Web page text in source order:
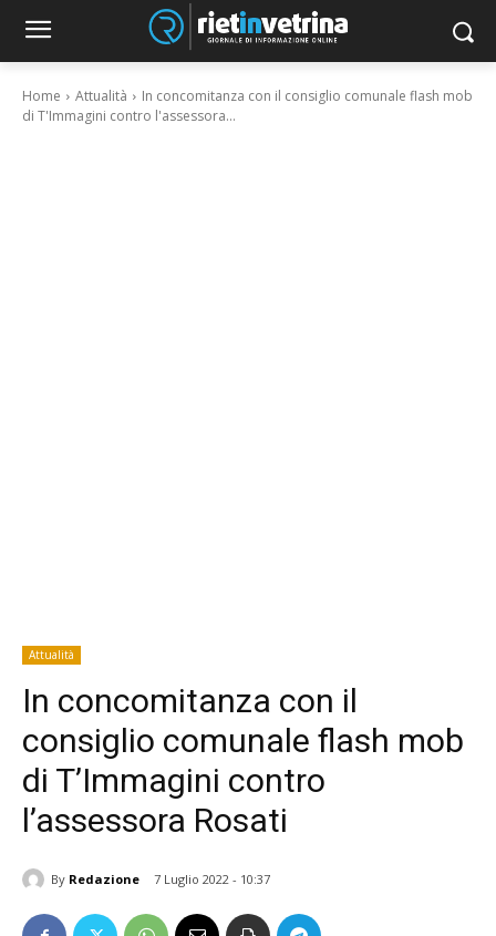
Home Attualità
In concomitanza con il consiglio comunale flash mob
di T'Immagini contro l'assessora...
Attualità
In concomitanza con il
consiglio comunale flash mob
di T’Immagini contro
l’assessora Rosati
By Redazione 7 Luglio 2022 - 10:37